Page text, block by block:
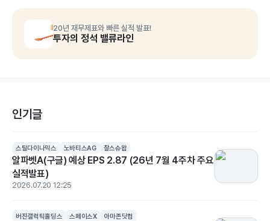
20년 재무제표와 빠른 실적 발표!
투자의 정석 밸류라인
인기글
스틸다이나믹스 노바티스AG 찰스슈왑
알파벳A(구글) 예상 EPS 2.87 (26년 7월 4주차 주요
실적발표)
2026.07.20 12:25
버진갤럭틱홀딩스 스페이스X 아마존닷컴